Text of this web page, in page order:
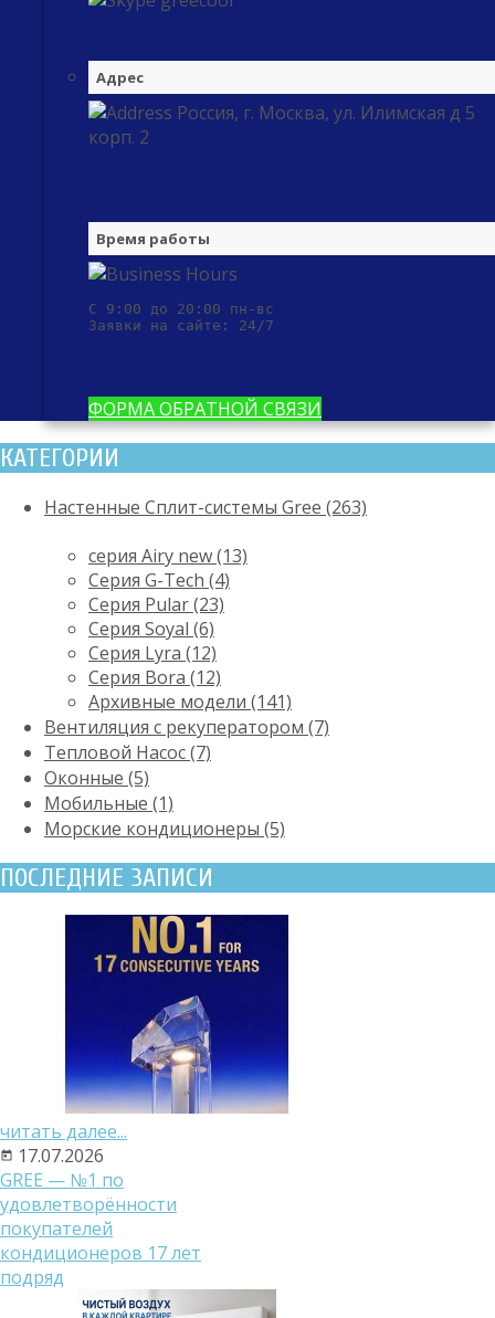
Адрес
Россия, г. Москва, ул. Илимская д 5
корп. 2
Время работы
С 9:00 до 20:00 пн-вс
Заявки на сайте: 24/7
ФОРМА ОБРАТНОЙ СВЯЗИ
КАТЕГОРИИ
Настенные Сплит-системы Gree (263)
серия Airy new (13)
Серия G-Tech (4)
Серия Pular (23)
Cерия Soyal (6)
Серия Lyra (12)
Серия Bora (12)
Архивные модели (141)
Вентиляция с рекуператором (7)
Тепловой Насос (7)
Оконные (5)
Мобильные (1)
Морские кондиционеры (5)
ПОСЛЕДНИЕ ЗАПИСИ
читать далее...
17.07.2026
GREE — №1 по
удовлетворённости
покупателей
кондиционеров 17 лет
подряд